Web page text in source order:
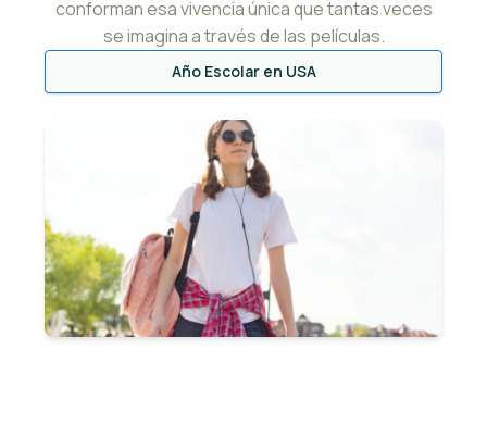
conforman esa vivencia única que tantas veces
se imagina a través de las películas.
Año Escolar en USA